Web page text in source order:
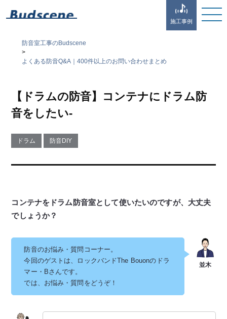
施工事例
防音室工事のBudscene
>
よくある防音Q&A｜400件以上のお問い合わせまとめ
【ドラムの防音】コンテナにドラム防
音をしたい-
ドラム 防音DIY
コンテナをドラム防音室として使いたいのですが、大丈夫
でしょうか？
防音のお悩み・質問コーナー。
今回のゲストは、ロックバンドThe Bouonのドラ
マー・Bさんです。
では、お悩み・質問をどうぞ！